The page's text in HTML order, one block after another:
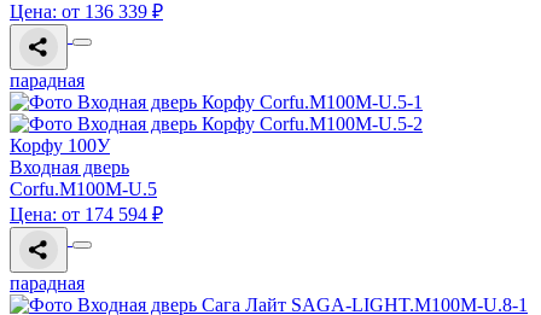
Цена: от 136 339 ₽
парадная
Корфу 100У
Входная дверь
Corfu.M100M-U.5
Цена: от 174 594 ₽
парадная